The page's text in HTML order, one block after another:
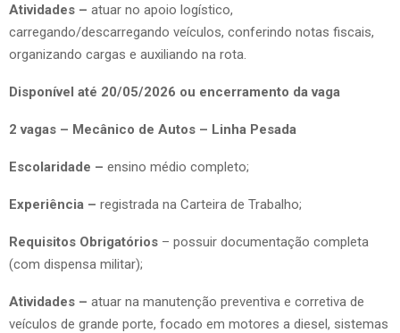
Atividades – atuar no apoio logístico,
carregando/descarregando veículos, conferindo notas fiscais,
organizando cargas e auxiliando na rota.
Disponível até 20/05/2026 ou encerramento da vaga
2 vagas – Mecânico de Autos – Linha Pesada
Escolaridade – ensino médio completo;
Experiência – registrada na Carteira de Trabalho;
Requisitos Obrigatórios – possuir documentação completa
(com dispensa militar);
Atividades – atuar na manutenção preventiva e corretiva de
veículos de grande porte, focado em motores a diesel, sistemas